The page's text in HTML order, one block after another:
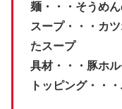
麺・・・そうめ
スープ・・・カ
たスープ
具材・・・豚ホ
トッピング・・